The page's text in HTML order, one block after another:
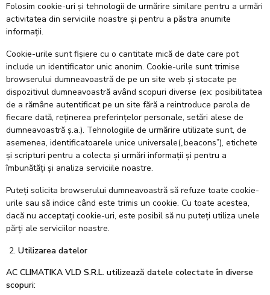
Folosim cookie-uri și tehnologii de urmărire similare pentru a urmări
activitatea din serviciile noastre și pentru a păstra anumite
informații.
Cookie-urile sunt fișiere cu o cantitate mică de date care pot
include un identificator unic anonim. Cookie-urile sunt trimise
browserului dumneavoastră de pe un site web și stocate pe
dispozitivul dumneavoastră având scopuri diverse (ex: posibilitatea
de a rămâne autentificat pe un site fără a reintroduce parola de
fiecare dată, reținerea preferințelor personale, setări alese de
dumneavoastră ș.a.). Tehnologiile de urmărire utilizate sunt, de
asemenea, identificatoarele unice universale(„beacons”), etichete
și scripturi pentru a colecta și urmări informații și pentru a
îmbunătăți și analiza serviciile noastre.
Puteți solicita browserului dumneavoastră să refuze toate cookie-
urile sau să indice când este trimis un cookie. Cu toate acestea,
dacă nu acceptați cookie-uri, este posibil să nu puteți utiliza unele
părți ale serviciilor noastre.
Utilizarea datelor
AC CLIMATIKA VLD S.R.L. utilizează datele colectate în diverse
scopuri: